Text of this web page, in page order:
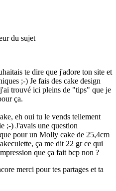
du sujet
te dire que j'adore ton site et
;-) Je fais des cake design
trouvé ici pleins de "tips" que je
ça.
eh oui tu le vends tellement
;-) J'avais une question
pour un Molly cake de 25,4cm
ça me dit 22 gr ce qui
que ça fait bcp non ?
merci pour tes partages et ta